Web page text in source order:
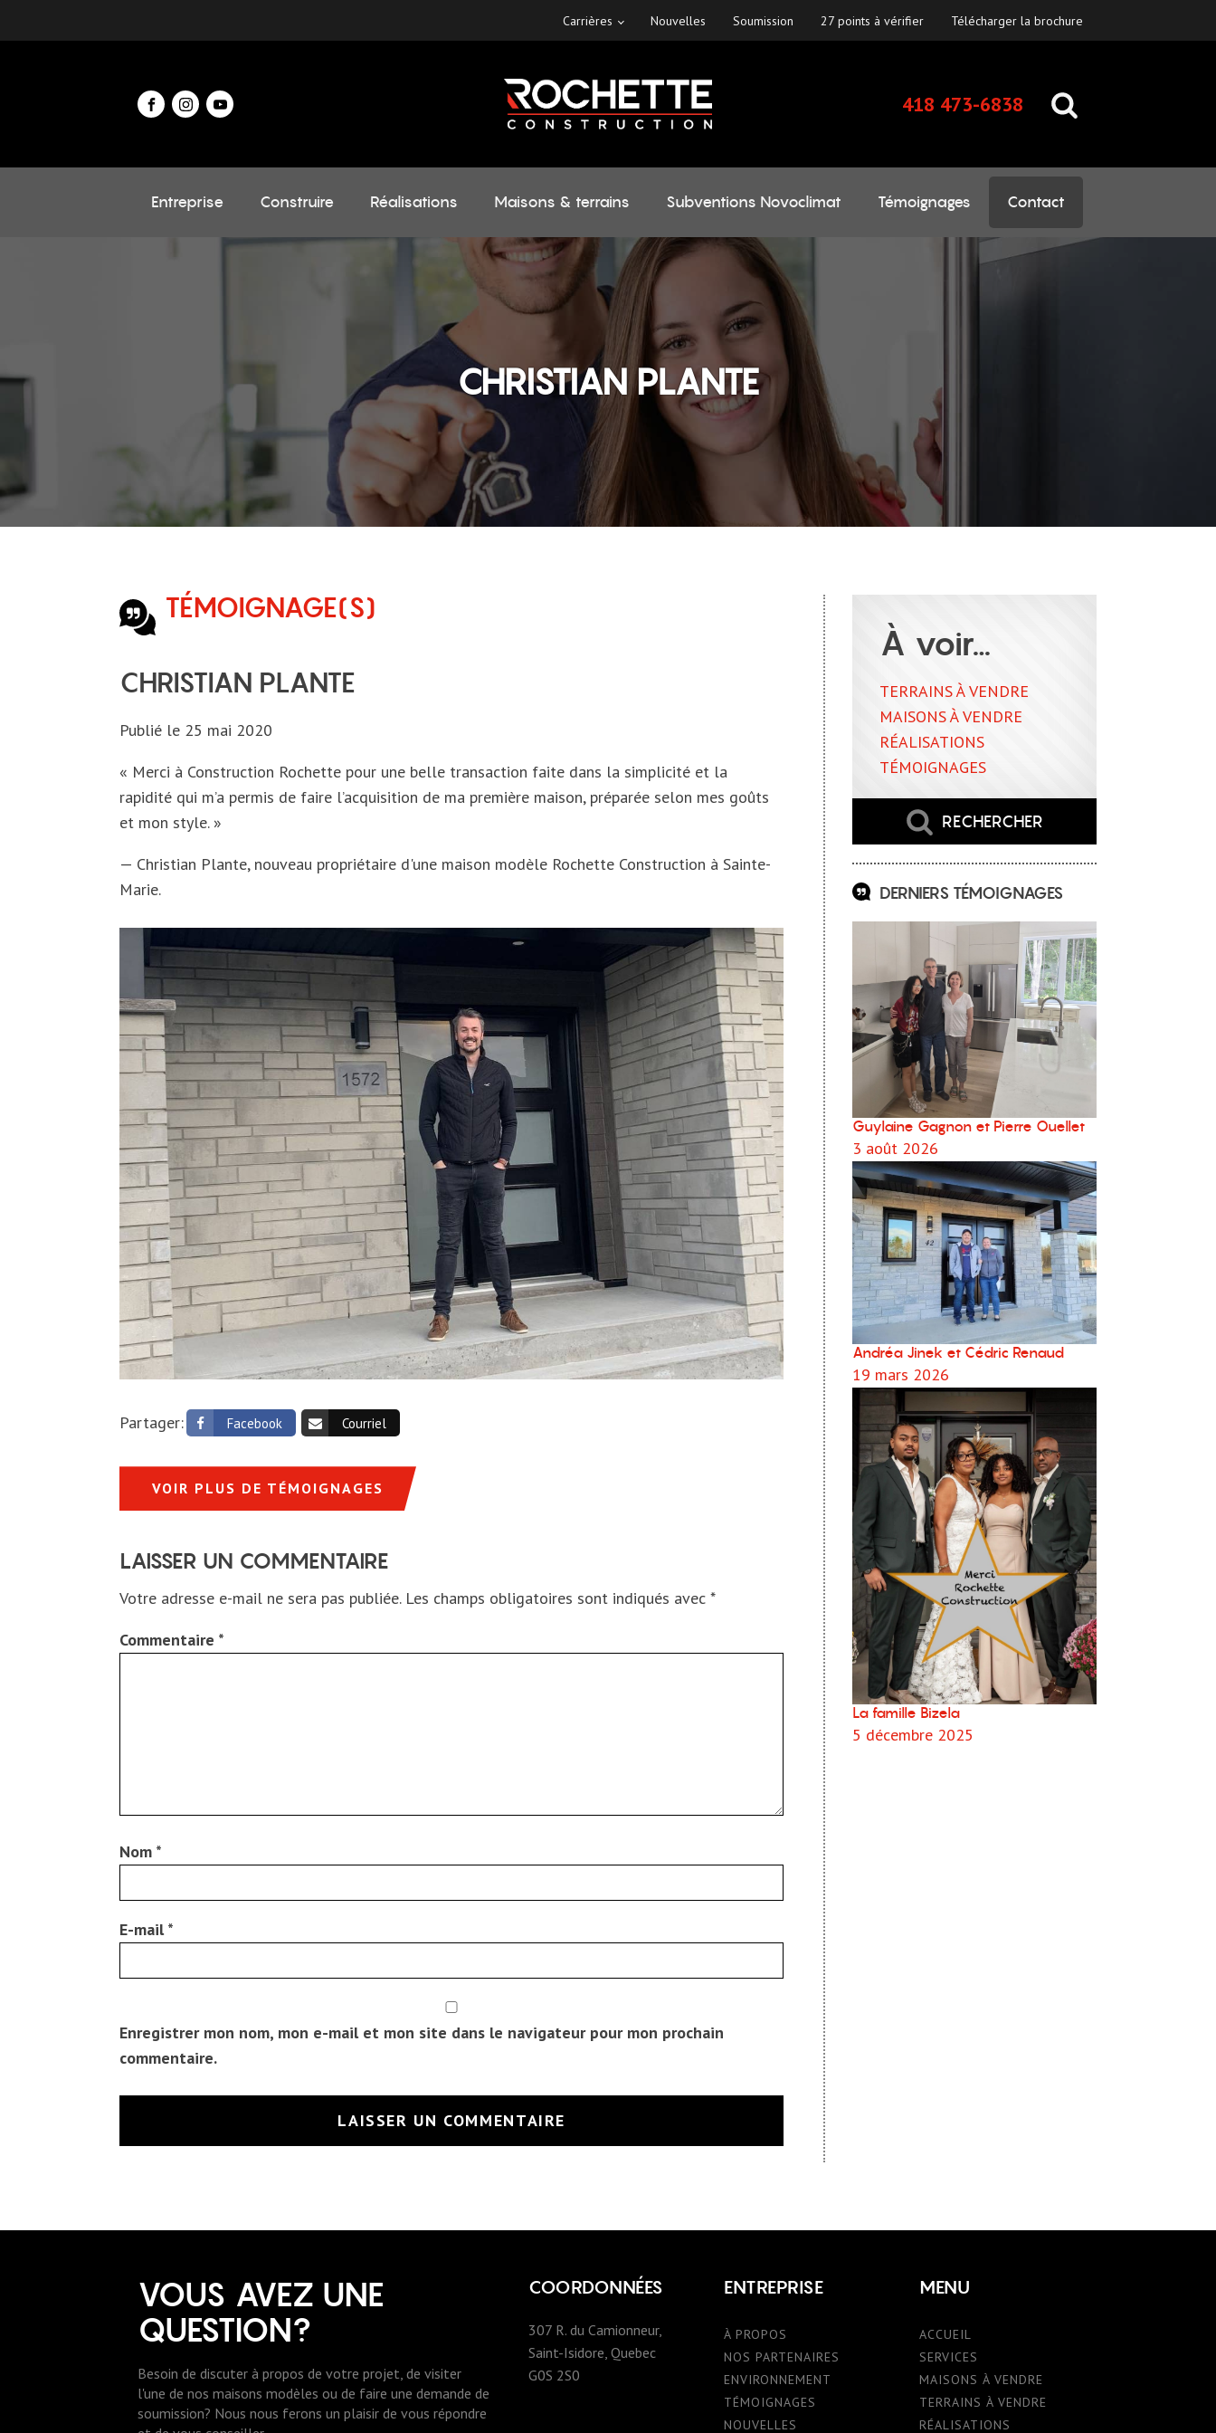
Carrières Nouvelles Soumission 27 points à vérifier Télécharger la brochure
418 473-6838
Entreprise Construire Réalisations Maisons & terrains Subventions Novoclimat Témoignages Contact
CHRISTIAN PLANTE
CHRISTIAN PLANTE
TÉMOIGNAGE(S)
Publié le 25 mai 2020
« Merci à Construction Rochette pour une belle transaction faite dans la simplicité et la
rapidité qui m’a permis de faire l’acquisition de ma première maison, préparée selon mes goûts
et mon style. »
— Christian Plante, nouveau propriétaire d'une maison modèle Rochette Construction à Sainte-
Marie.
Partager: Facebook Courriel
VOIR PLUS DE TÉMOIGNAGES
LAISSER UN COMMENTAIRE
Votre adresse e-mail ne sera pas publiée. Les champs obligatoires sont indiqués avec *
Commentaire *
Nom *
E-mail*
Enregistrer mon nom, mon e-mail et mon site dans le navigateur pour mon prochain
commentaire.
À voir…
TERRAINS À VENDRE
MAISONS À VENDRE
RÉALISATIONS
TÉMOIGNAGES
RECHERCHER
DERNIERS TÉMOIGNAGES
Guylaine Gagnon et Pierre Ouellet
3 août 2026
Andréa Jinek et Cédric Renaud
19 mars 2026
La famille Bizela
5 décembre 2025
VOUS AVEZ UNE
QUESTION?
Besoin de discuter à propos de votre projet, de visiter
l'une de nos maisons modèles ou de faire une demande de
soumission? Nous nous ferons un plaisir de vous répondre
COORDONNÉES
307 R. du Camionneur,
Saint-Isidore, Quebec
G0S 2S0
ENTREPRISE
À PROPOS
NOS PARTENAIRES
ENVIRONNEMENT
TÉMOIGNAGES
NOUVELLES
MENU
ACCUEIL
SERVICES
MAISONS À VENDRE
TERRAINS À VENDRE
RÉALISATIONS